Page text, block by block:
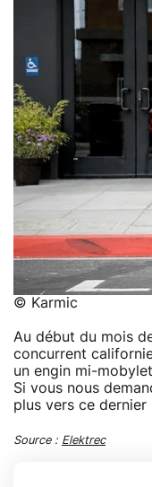
© Karmic
Au début du mois
concurrent
un engin mi-
Si vous nous
plus vers ce dernier
Source : Elektrec